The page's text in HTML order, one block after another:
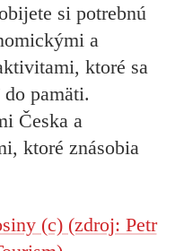
si potrebnú
a
ktoré sa
pamäti.
Česka a
ktoré znásobia